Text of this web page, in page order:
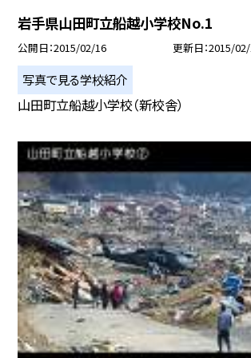
岩手県山田町立船越小学校No.1
公開日 2015/02/16 更新日 2015/
写真で見る学校紹介
山田町立船越小学校（新校舎）